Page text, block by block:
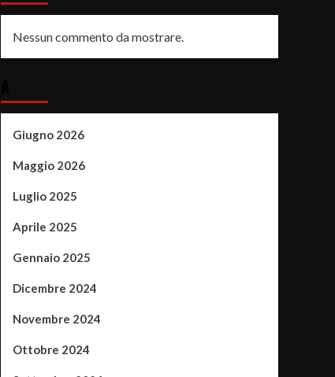
Nessun commento da mostrare.
Giugno 2026
Maggio 2026
Luglio 2025
Aprile 2025
Gennaio 2025
Dicembre 2024
Novembre 2024
Ottobre 2024